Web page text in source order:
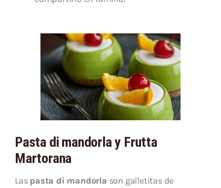
Pasta di mandorla y Frutta
Martorana
Laspasta di mandorla son galletitas de